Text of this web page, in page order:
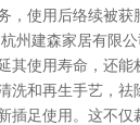
，使用后络续被获
州建森家居有限
其使用寿命，还能
洗和再生手艺，祛
插足使用。这不